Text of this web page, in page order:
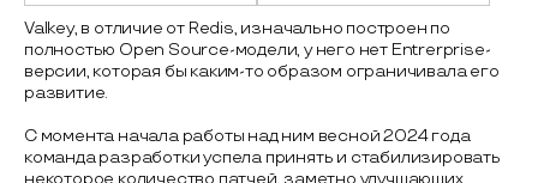
Valkey, в отличие от Redis, изначально построен по
полностью Open Source-модели, у него нет Entrerprise-
версии, которая бы каким-то образом ограничивала его
развитие.
С момента начала работы над ним весной 2024 года
команда разработки успела принять и стабилизировать
некоторое количество патчей, заметно улучшающих